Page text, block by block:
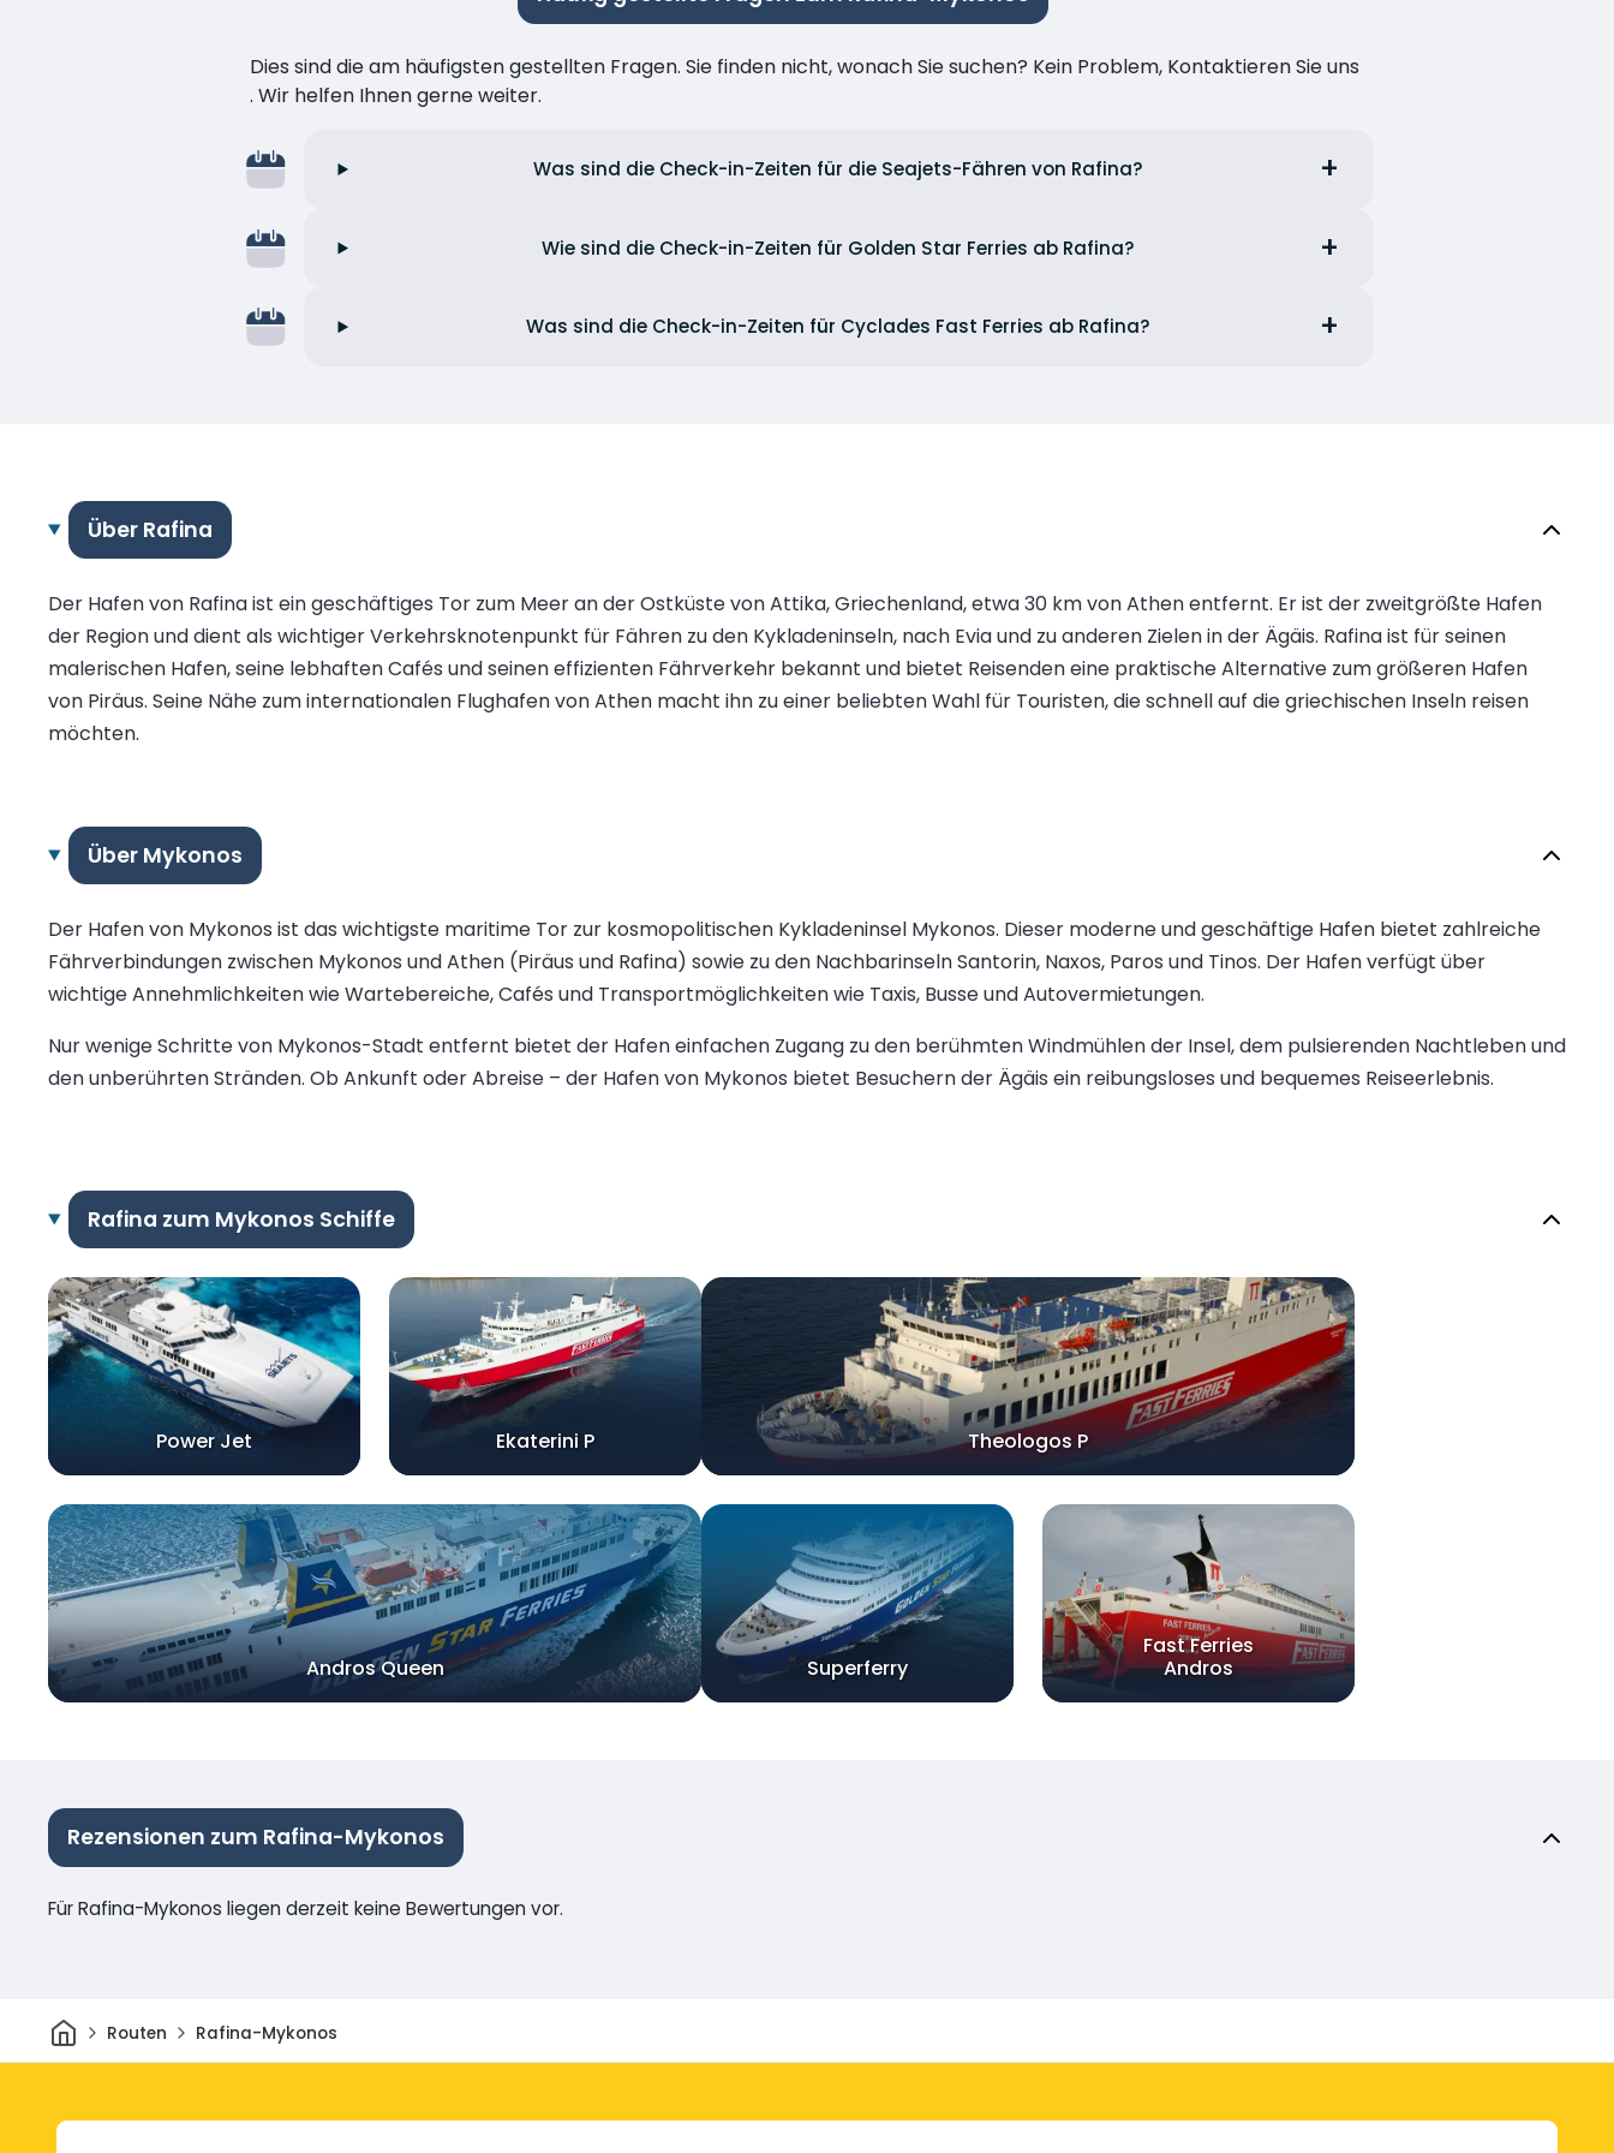
Dies sind die am häufigsten gestellten Fragen. Sie finden nicht, wonach Sie suchen? Kein Problem, Kontaktieren Sie uns
. Wir helfen Ihnen gerne weiter.
Was sind die Check-in-Zeiten für die Seajets-Fähren von Rafina?
Wie sind die Check-in-Zeiten für Golden Star Ferries ab Rafina?
Was sind die Check-in-Zeiten für Cyclades Fast Ferries ab Rafina?
Über Rafina
Der Hafen von Rafina ist ein geschäftiges Tor zum Meer an der Ostküste von Attika, Griechenland, etwa 30 km von Athen entfernt. Er ist der zweitgrößte Hafen
der Region und dient als wichtiger Verkehrsknotenpunkt für Fähren zu den Kykladeninseln, nach Evia und zu anderen Zielen in der Ägäis. Rafina ist für seinen
malerischen Hafen, seine lebhaften Cafés und seinen effizienten Fährverkehr bekannt und bietet Reisenden eine praktische Alternative zum größeren Hafen
von Piräus. Seine Nähe zum internationalen Flughafen von Athen macht ihn zu einer beliebten Wahl für Touristen, die schnell auf die griechischen Inseln reisen
möchten.
Über Mykonos
Der Hafen von Mykonos ist das wichtigste maritime Tor zur kosmopolitischen Kykladeninsel Mykonos. Dieser moderne und geschäftige Hafen bietet zahlreiche
Fährverbindungen zwischen Mykonos und Athen (Piräus und Rafina) sowie zu den Nachbarinseln Santorin, Naxos, Paros und Tinos. Der Hafen verfügt über
wichtige Annehmlichkeiten wie Wartebereiche, Cafés und Transportmöglichkeiten wie Taxis, Busse und Autovermietungen.
Nur wenige Schritte von Mykonos-Stadt entfernt bietet der Hafen einfachen Zugang zu den berühmten Windmühlen der Insel, dem pulsierenden Nachtleben und
den unberührten Stränden. Ob Ankunft oder Abreise – der Hafen von Mykonos bietet Besuchern der Ägäis ein reibungsloses und bequemes Reiseerlebnis.
Rafina zum Mykonos Schiffe
Power Jet Ekaterini P
Andros Queen
Theologos P
Superferry
Fast Ferries
Andros
Rezensionen zum Rafina-Mykonos
Für Rafina-Mykonos liegen derzeit keine Bewertungen vor.
HeimRouten Rafina-Mykonos